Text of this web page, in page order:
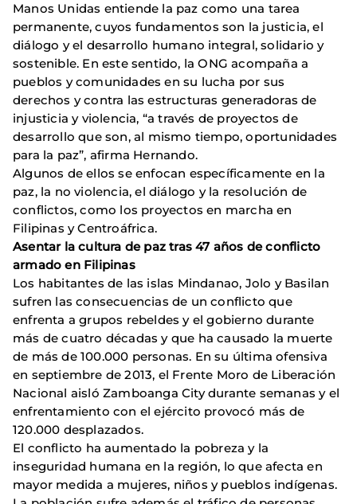
Manos Unidas entiende la paz como una tarea
permanente, cuyos fundamentos son la justicia, el
diálogo y el desarrollo humano integral, solidario y
sostenible. En este sentido, la ONG acompaña a
pueblos y comunidades en su lucha por sus
derechos y contra las estructuras generadoras de
injusticia y violencia, “a través de proyectos de
desarrollo que son, al mismo tiempo, oportunidades
para la paz”, afirma Hernando.
Algunos de ellos se enfocan específicamente en la
paz, la no violencia, el diálogo y la resolución de
conflictos, como los proyectos en marcha en
Filipinas y Centroáfrica.
Asentar la cultura de paz tras 47 años de conflicto
armado en Filipinas
Los habitantes de las islas Mindanao, Jolo y Basilan
sufren las consecuencias de un conflicto que
enfrenta a grupos rebeldes y el gobierno durante
más de cuatro décadas y que ha causado la muerte
de más de 100.000 personas. En su última ofensiva
en septiembre de 2013, el Frente Moro de Liberación
Nacional aisló Zamboanga City durante semanas y el
enfrentamiento con el ejército provocó más de
120.000 desplazados.
El conflicto ha aumentado la pobreza y la
inseguridad humana en la región, lo que afecta en
mayor medida a mujeres, niños y pueblos indígenas.